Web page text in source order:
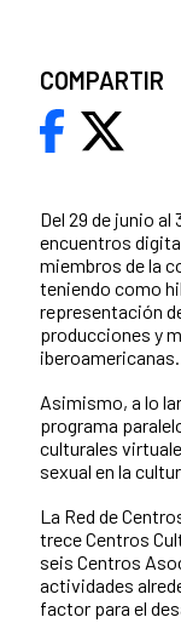
Del 29 de junio
encuentros
miembros de la
teniendo como
representación
producciones y
iberoamericanas.
Asimismo, a lo
programa
culturales
sexual en la
La Red de
trece Centros
seis Centros
actividades
factor para el
COMPARTIR